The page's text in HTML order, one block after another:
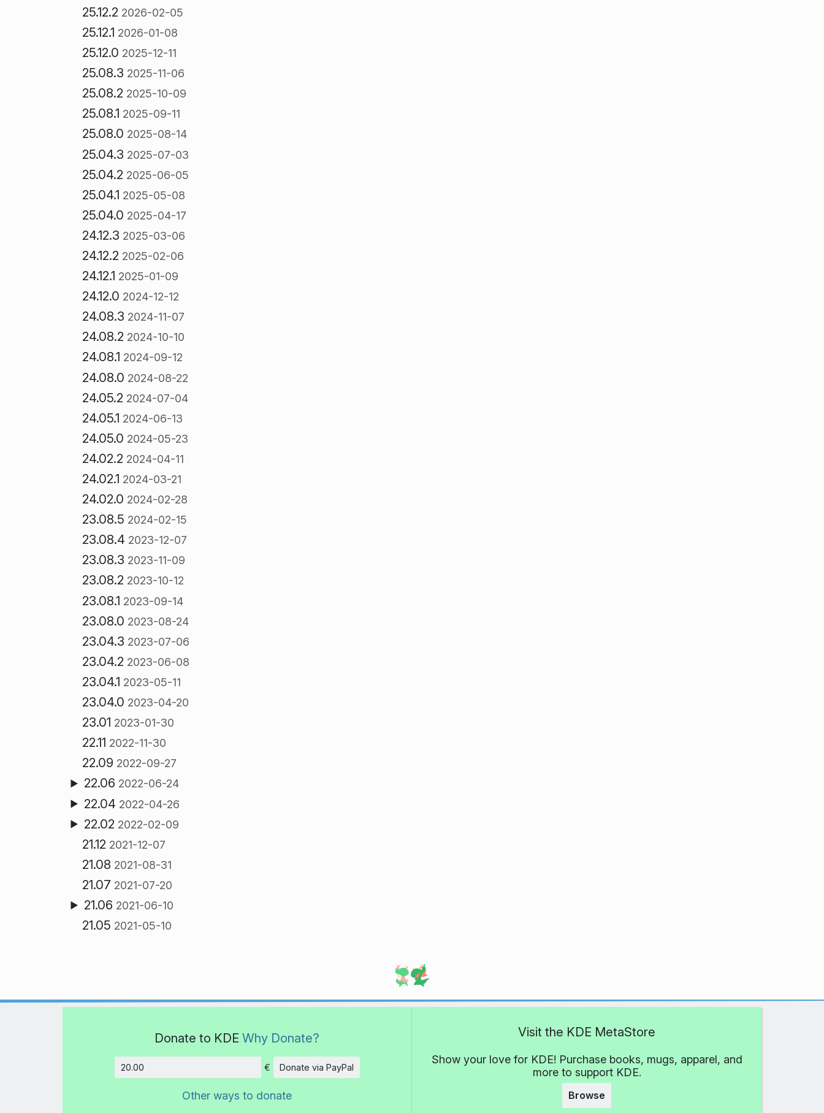
25.12.2 2026-02-05
25.12.1 2026-01-08
25.12.0 2025-12-11
25.08.3 2025-11-06
25.08.2 2025-10-09
25.08.1 2025-09-11
25.08.0 2025-08-14
25.04.3 2025-07-03
25.04.2 2025-06-05
25.04.1 2025-05-08
25.04.0 2025-04-17
24.12.3 2025-03-06
24.12.2 2025-02-06
24.12.1 2025-01-09
24.12.0 2024-12-12
24.08.3 2024-11-07
24.08.2 2024-10-10
24.08.1 2024-09-12
24.08.0 2024-08-22
24.05.2 2024-07-04
24.05.1 2024-06-13
24.05.0 2024-05-23
24.02.2 2024-04-11
24.02.1 2024-03-21
24.02.0 2024-02-28
23.08.5 2024-02-15
23.08.4 2023-12-07
23.08.3 2023-11-09
23.08.2 2023-10-12
23.08.1 2023-09-14
23.08.0 2023-08-24
23.04.3 2023-07-06
23.04.2 2023-06-08
23.04.1 2023-05-11
23.04.0 2023-04-20
23.01 2023-01-30
22.11 2022-11-30
22.09 2022-09-27
22.06 2022-06-24
22.04 2022-04-26
22.02 2022-02-09
21.12 2021-12-07
21.08 2021-08-31
21.07 2021-07-20
21.06 2021-06-10
21.05 2021-05-10
Donate to KDE Why Donate?
Amount
€ Donate via PayPal
Other ways to donate
Visit the KDE MetaStore
Show your love for KDE! Purchase books, mugs, apparel, and
more to support KDE.
Browse